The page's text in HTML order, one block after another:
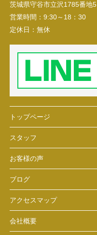
茨城県守谷市立沢1785番地5
営業時間： 9:30～18：30
定休日： 無休
トップページ
スタッフ
お客様の声
ブログ
アクセスマップ
会社概要